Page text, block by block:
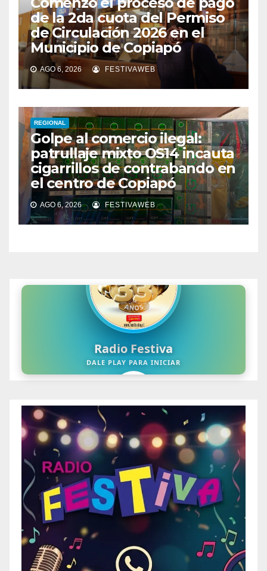
de la 2da cuota del Permiso
de Circulación 2026 en el
Municipio de Copiapó
AGO 6, 2026 FESTIVAWEB
REGIONAL
Golpe al comercio ilegal:
patrullaje mixto OS14 incauta
cigarrillos de contrabando en
el centro de Copiapó
AGO 6, 2026 FESTIVAWEB